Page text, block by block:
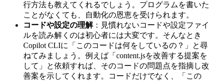
行方法も教えてくれるでしょう。プログラムを書いた
ことがなくても、自動化の恩恵を受けられます。
コードや設定の理解：見慣れないコードや設定ファイ
ルを読み解くのは初心者には大変です。そんなとき
Copilot CLIに「このコードは何をしているの？」と尋
ねてみましょう。例えば「content.jsを改善する提案を
して」と依頼すれば、そのコードの問題点を指摘し改
善案を示してくれます。コードだけでなく、「この